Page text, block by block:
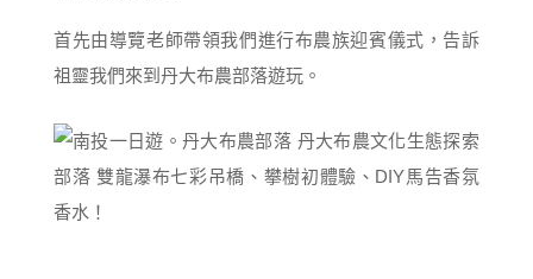
首先由導覽老師帶領我們進行布農族迎賓儀式，告訴
祖靈我們來到丹大布農部落遊玩。